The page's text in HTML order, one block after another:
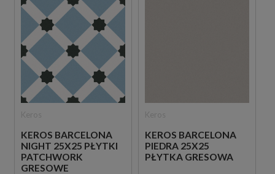
KEROS BARCELONA
NIGHT 25X25 PŁYTKI
PATCHWORK
GRESOWE
KEROS BARCELONA
PIEDRA 25X25
PŁYTKA GRESOWA